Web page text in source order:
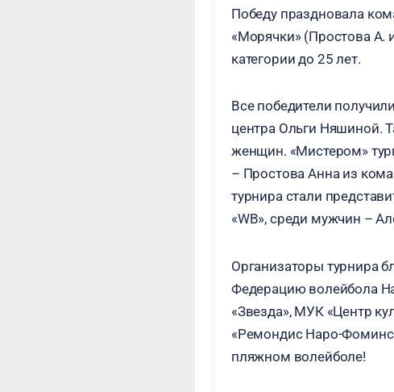
Победу праздновала
«Морячки» (Простова А.
категории до 25 лет.
Все победители
центра Ольги Няшиной.
женщин. «Мистером»
– Простова Анна из
турнира стали
«WB», среди мужчин –
Организаторы турнира
Федерацию волейбола
«Звезда», МУК «Центр
«Ремондис Наро-
пляжном волейболе!